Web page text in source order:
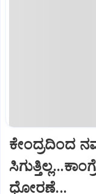
ಕೇಂದ್ರದಿಂದ
ಧೋರಣೆ...